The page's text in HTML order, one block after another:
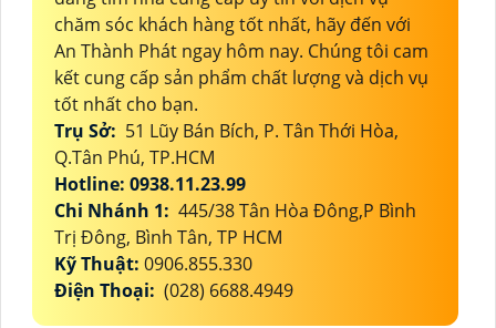
chăm sóc khách hàng tốt nhất, hãy đến với
An Thành Phát ngay hôm nay. Chúng tôi cam
kết cung cấp sản phẩm chất lượng và dịch vụ
tốt nhất cho bạn.
Trụ Sở: 51 Lũy Bán Bích, P. Tân Thới Hòa,
Q.Tân Phú, TP.HCM
Hotline: 0938.11.23.99
Chi Nhánh 1: 445/38 Tân Hòa Đông,P Bình
Trị Đông, Bình Tân, TP HCM
Kỹ Thuật: 0906.855.330
Điện Thoại: (028) 6688.4949